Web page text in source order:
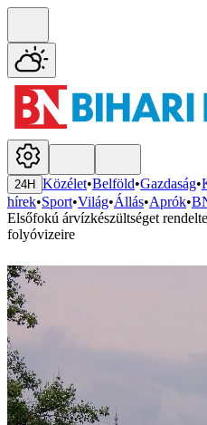
24H Közélet•Belföld•Gazdaság•
hírek•Sport•Világ•Állás•Aprók•
Elsőfokú árvízkészültséget
folyóvizeire